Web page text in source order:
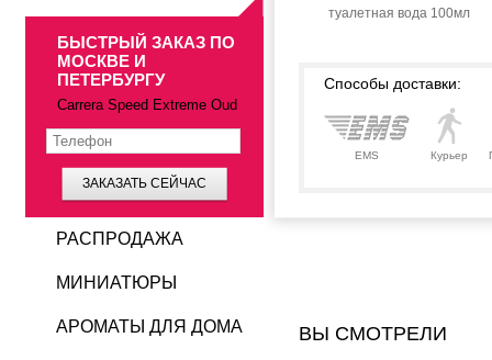
туалетная вода 100мл
Способы доставки:
EMS Курьер
ВЫ СМОТРЕЛИ
БЫСТРЫЙ ЗАКАЗ ПО
МОСКВЕ И
ПЕТЕРБУРГУ
Carrera Speed Extreme Oud
ЗАКАЗАТЬ СЕЙЧАС
РАСПРОДАЖА
МИНИАТЮРЫ
АРОМАТЫ ДЛЯ ДОМА